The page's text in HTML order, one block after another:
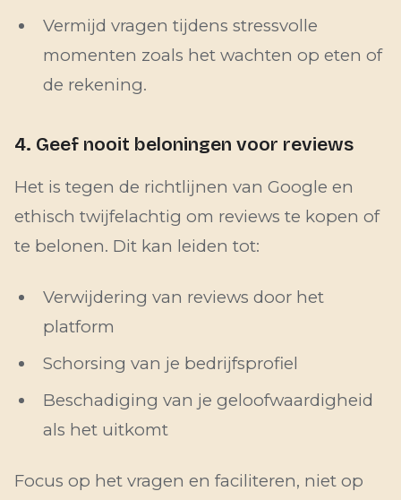
Vermijd vragen tijdens stressvolle
momenten zoals het wachten op eten of
de rekening.
4. Geef nooit beloningen voor reviews
Het is tegen de richtlijnen van Google en
ethisch twijfelachtig om reviews te kopen of
te belonen. Dit kan leiden tot:
Verwijdering van reviews door het
platform
Schorsing van je bedrijfsprofiel
Beschadiging van je geloofwaardigheid
als het uitkomt
Focus op het vragen en faciliteren, niet op